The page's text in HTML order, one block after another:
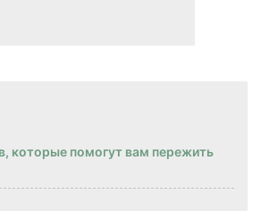
которые помогут вам пережить